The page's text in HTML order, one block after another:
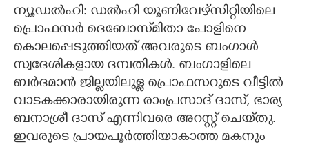
CONTACT US
ന്യൂഡൽഹി: ഡൽഹി യൂണിവേഴ്സിറ്റിയിലെ
പ്രൊഫസർ ദെബോസ്‌മിതാ പോളിനെ
കൊലപ്പെടുത്തിയത് അവരുടെ ബംഗാൾ
സ്വദേശികളായ ദമ്പതികൾ. ബംഗാളിലെ
ബ‌ർദമാൻ ജില്ലയിലുള്ള പ്രൊഫസറുടെ വീട്ടിൽ
വാടകക്കാരായിരുന്ന രാംപ്രസാദ് ദാസ്, ഭാര്യ
ബനാശ്രീ ദാസ് എന്നിവരെ അറസ്റ്റ് ചെയ്‌തു.
ഇവരുടെ പ്രായപൂർത്തിയാകാത്ത മകനും